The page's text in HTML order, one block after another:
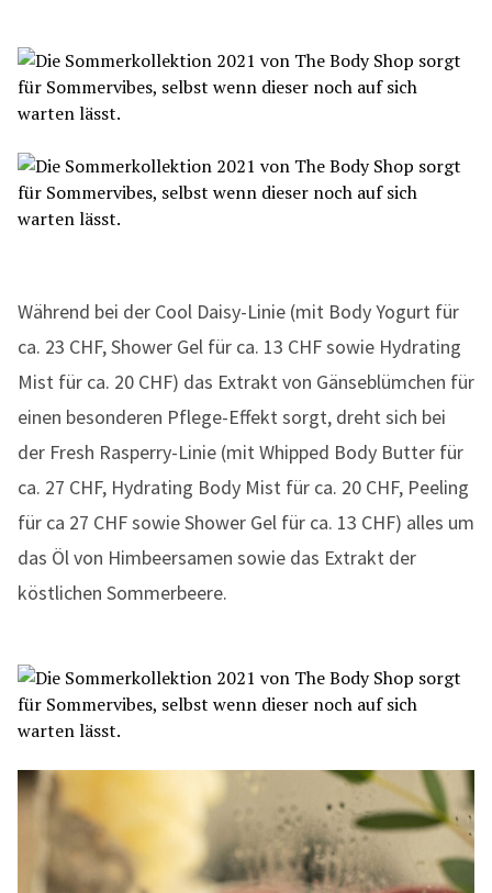
Während bei der Cool Daisy-Linie (mit Body Yogurt für
ca. 23 CHF, Shower Gel für ca. 13 CHF sowie Hydrating
Mist für ca. 20 CHF) das Extrakt von Gänseblümchen für
einen besonderen Pflege-Effekt sorgt, dreht sich bei
der Fresh Rasperry-Linie (mit Whipped Body Butter für
ca. 27 CHF, Hydrating Body Mist für ca. 20 CHF, Peeling
für ca 27 CHF sowie Shower Gel für ca. 13 CHF) alles um
das Öl von Himbeersamen sowie das Extrakt der
köstlichen Sommerbeere.